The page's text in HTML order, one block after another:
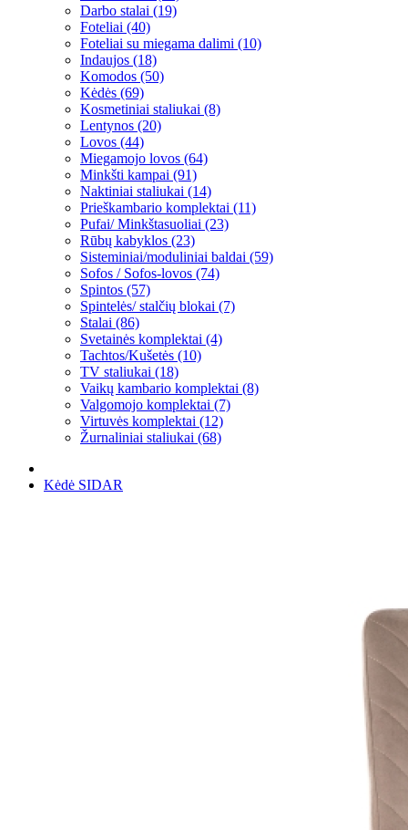
Darbo stalai (19)
Foteliai (40)
Foteliai su miegama dalimi (10)
Indaujos (18)
Komodos (50)
Kėdės (69)
Kosmetiniai staliukai (8)
Lentynos (20)
Lovos (44)
Miegamojo lovos (64)
Minkšti kampai (91)
Naktiniai staliukai (14)
Prieškambario komplektai (11)
Pufai/ Minkštasuoliai (23)
Rūbų kabyklos (23)
Sisteminiai/moduliniai baldai (59)
Sofos / Sofos-lovos (74)
Spintos (57)
Spintelės/ stalčių blokai (7)
Stalai (86)
Svetainės komplektai (4)
Tachtos/Kušetės (10)
TV staliukai (18)
Vaikų kambario komplektai (8)
Valgomojo komplektai (7)
Virtuvės komplektai (12)
Žurnaliniai staliukai (68)
Kėdė SIDAR